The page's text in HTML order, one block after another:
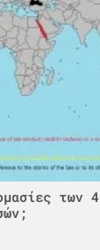
των 4